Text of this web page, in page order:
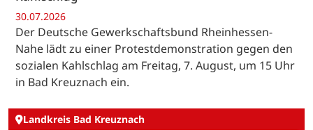
30.07.2026
Der Deutsche Gewerkschaftsbund Rheinhessen-
Nahe lädt zu einer Protestdemonstration gegen den
sozialen Kahlschlag am Freitag, 7. August, um 15 Uhr
in Bad Kreuznach ein.
Landkreis Bad Kreuznach